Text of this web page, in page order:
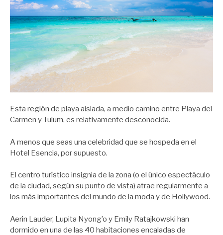
Esta región de playa aislada, a medio camino entre Playa del
Carmen y Tulum, es relativamente desconocida.
A menos que seas una celebridad que se hospeda en el
Hotel Esencia, por supuesto.
El centro turístico insignia de la zona (o el único espectáculo
de la ciudad, según su punto de vista) atrae regularmente a
los más importantes del mundo de la moda y de Hollywood.
Aerin Lauder, Lupita Nyong’o y Emily Ratajkowski han
dormido en una de las 40 habitaciones encaladas de